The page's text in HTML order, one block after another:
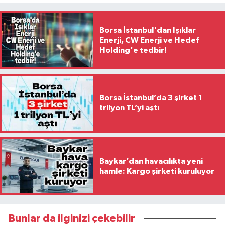
Borsa İstanbul'dan Işıklar
Enerji, CW Enerji ve Hedef
Holding'e tedbir!
Borsa İstanbul’da 3 şirket 1
trilyon TL’yi aştı
Baykar’dan havacılıkta yeni
hamle: Kargo şirketi kuruluyor
Bunlar da ilginizi çekebilir